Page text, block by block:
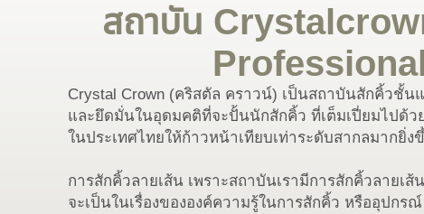
สถาบัน
Crystal Crown (คริสตัล คราวน์) เป็นสถาบันสักคิ้วชั้น
และยึดมั่นในอุดมคติที่จะปั้นนักสักคิ้ว ที่เต็มเปี่ยมไปด้
ในประเทศไทยให้ก้าวหน้าเทียบเท่าระดับสากลมากยิ่ง
การสักคิ้วลายเส้น เพราะสถาบันเรามีการสักคิ้วลาย
จะเป็นในเรื่องขององค์ความรู้ในการสักคิ้ว หรืออุปกร